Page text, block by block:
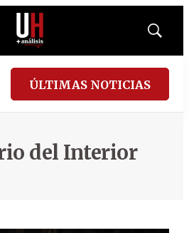
Mostrar
ÚLTIMAS NOTICIAS
del Interior